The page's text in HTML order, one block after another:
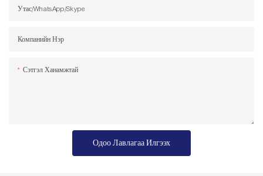
Утас/WhatsApp/Skype
Компанийн Нэр
Сэтгэл Ханамжтай
Одоо Лавлагаа Илгээх